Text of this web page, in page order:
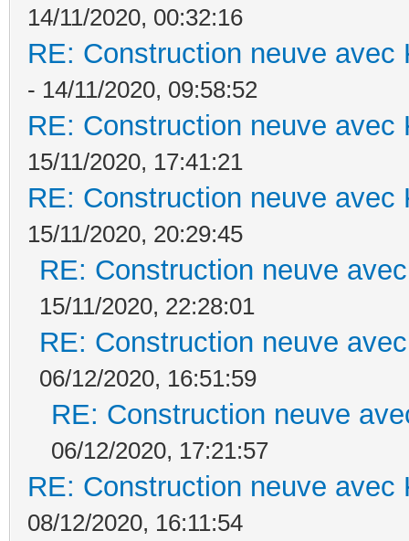
14/11/2020, 00:32:16
RE: Construction neuve avec
- 14/11/2020, 09:58:52
RE: Construction neuve avec
15/11/2020, 17:41:21
RE: Construction neuve avec
15/11/2020, 20:29:45
RE: Construction neuve
15/11/2020, 22:28:01
RE: Construction neuve
06/12/2020, 16:51:59
RE: Construction neuve
06/12/2020, 17:21:57
RE: Construction neuve avec
08/12/2020, 16:11:54